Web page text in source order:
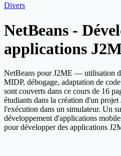
Divers
NetBeans -
applications
NetBeans pour J2ME — utilisation
MIDP, débogage, adaptation de
sont couverts dans ce cours de 16
étudiants dans la création d'un
l'exécution dans un simulateur. Un
développement d'applications
pour développer des applications